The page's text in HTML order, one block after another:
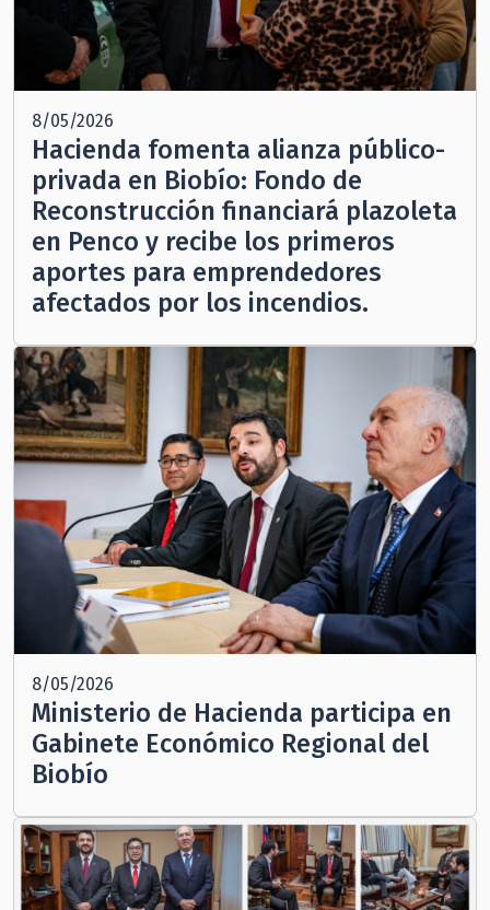
8/05/2026
Hacienda fomenta alianza público-
privada en Biobío: Fondo de
Reconstrucción financiará plazoleta
en Penco y recibe los primeros
aportes para emprendedores
afectados por los incendios.
8/05/2026
Ministerio de Hacienda participa en
Gabinete Económico Regional del
Biobío